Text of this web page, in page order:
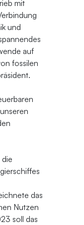
mit
und
auf
fossilen
die
das
Nutzen
soll das